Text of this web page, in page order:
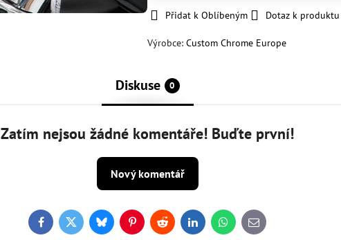
Přidat k Oblíbeným Dotaz k produktu
Výrobce:Custom Chrome Europe
Diskuse 0
Zatím nejsou žádné komentáře! Buďte první!
Nový komentář
FacebookTwitterBlueskyPinterestRedditLinkedInWhatsApp
E-